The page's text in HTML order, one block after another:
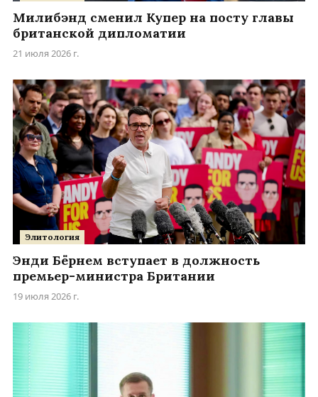
Милибэнд сменил Купер на посту главы
британской дипломатии
21 июля 2026 г.
Элитология
Энди Бёрнем вступает в должность
премьер-министра Британии
19 июля 2026 г.